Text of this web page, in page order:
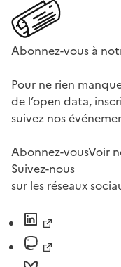
Abonnez-vous à
Pour ne rien
de l’open data,
suivez nos
Abonnez-vousVoir
Suivez-nous
sur les réseaux